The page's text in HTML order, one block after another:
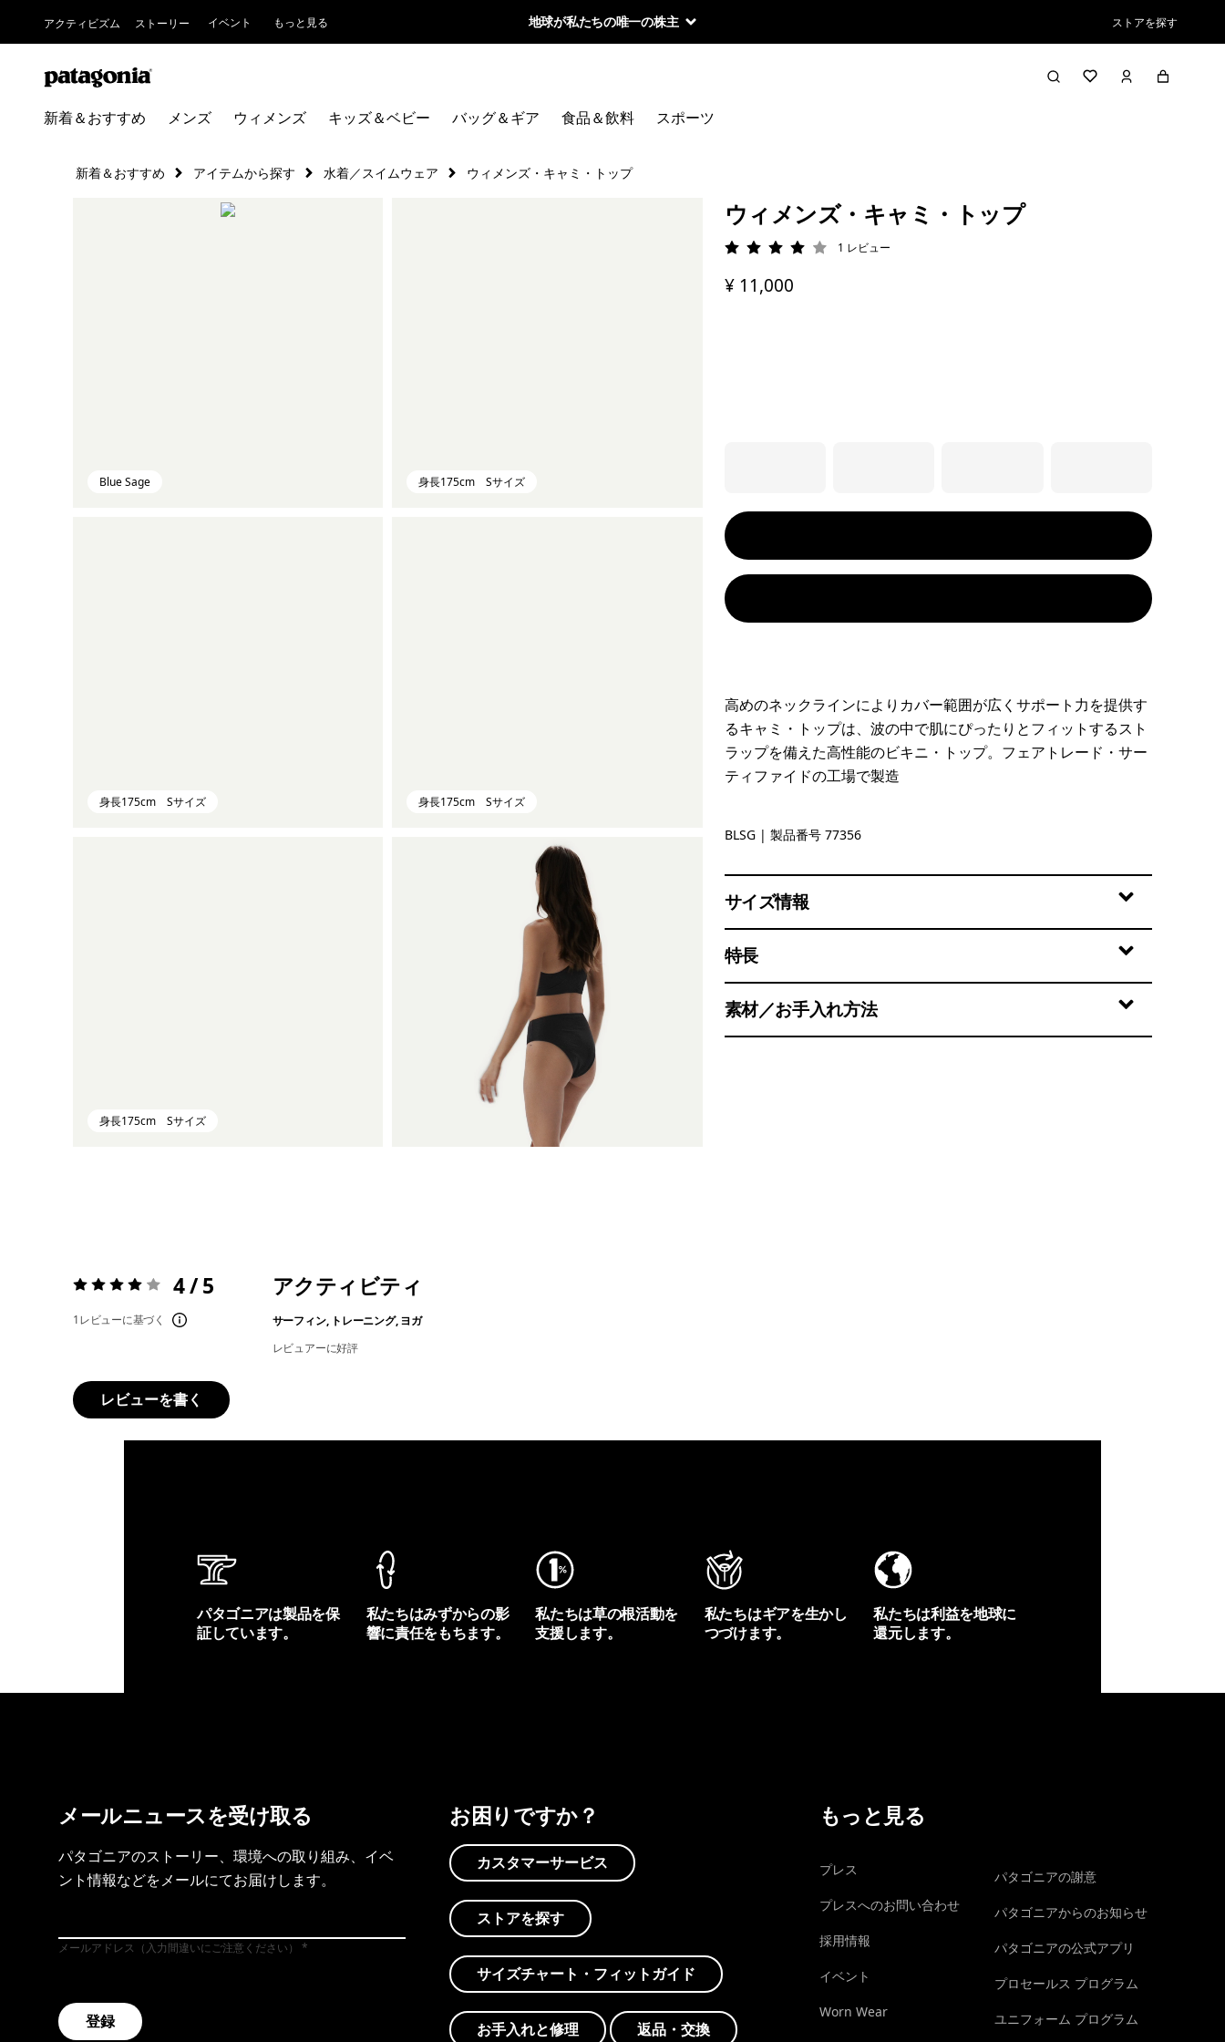
アクティビズム ストーリー イベント もっと見る 地球が私たちの唯一の株主 ストアを探す
新着＆おすすめ メンズ ウィメンズ キッズ＆ベビー バッグ＆ギア 食品＆飲料 スポーツ
新着＆おすすめ アイテムから探す 水着／スイムウェア ウィメンズ・キャミ・トップ
Blue Sage 身長175cm Sサイズ
身長175cm Sサイズ 身長175cm Sサイズ
身長175cm Sサイズ
ウィメンズ・キャミ・トップ
評価: 4 / 5 1 レビュー
¥ 11,000
高めのネックラインによりカバー範囲が広くサポート力を提供す
るキャミ・トップは、波の中で肌にぴったりとフィットするスト
ラップを備えた高性能のビキニ・トップ。フェアトレード・サー
ティファイドの工場で製造
Blue Sage
BLSG | 製品番号 77356
サイズ情報
特長
素材／お手入れ方法
評価:4 / 5 4 / 5
1レビューに基づく
アクティビティ
サーフィン, トレーニング, ヨガ
レビュアーに好評
レビューを書く
パタゴニアは製品を保
証しています。
私たちはみずからの影
響に責任をもちます。
私たちは草の根活動を
支援します。
私たちはギアを生かし
つづけます。
私たちは利益を地球に
還元します。
メールニュースを受け取る
パタゴニアのストーリー、環境への取り組み、イベ
ント情報などをメールにてお届けします。
メールアドレス（入力間違いにご注意ください）
登録
お困りですか？
カスタマーサービス
ストアを探す
サイズチャート・フィットガイド
お手入れと修理 返品・交換
もっと見る
プレス
プレスへのお問い合わせ
採用情報
イベント
Worn Wear
パタゴニアの謝意
パタゴニアからのお知らせ
パタゴニアの公式アプリ
プロセールス プログラム
ユニフォーム プログラム